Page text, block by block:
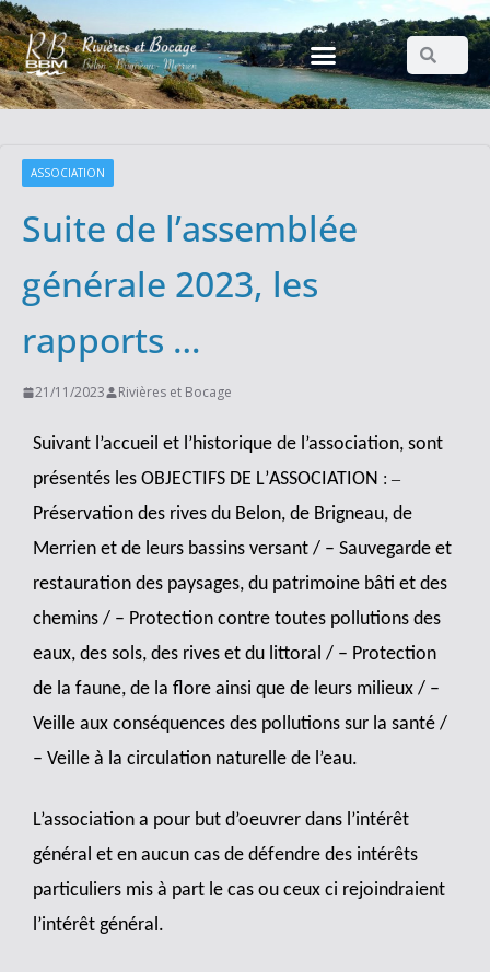
ASSOCIATION
Suite de l’assemblée
générale 2023, les
rapports …
21/11/2023 Rivières et Bocage
Suivant l’accueil et l’historique de l’association, sont
présentés les OBJECTIFS DE L’ASSOCIATION : –
Préservation des rives du Belon, de Brigneau, de
Merrien et de leurs bassins versant / – Sauvegarde et
restauration des paysages, du patrimoine bâti et des
chemins / – Protection contre toutes pollutions des
eaux, des sols, des rives et du littoral / – Protection
de la faune, de la flore ainsi que de leurs milieux / –
Veille aux conséquences des pollutions sur la santé /
– Veille à la circulation naturelle de l’eau.
L’association a pour but d’oeuvrer dans l’intérêt
général et en aucun cas de défendre des intérêts
particuliers mis à part le cas ou ceux ci rejoindraient
l’intérêt général.